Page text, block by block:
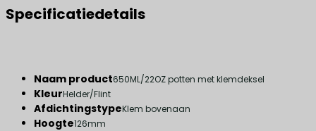
Specificatiedetails
Naam product650ML/22OZ potten met klemdeksel
KleurHelder/Flint
AfdichtingstypeKlem bovenaan
Hoogte126mm